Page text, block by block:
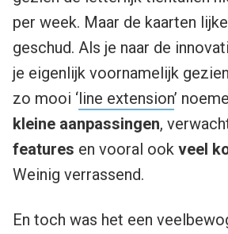
per week. Maar de kaarten
geschud. Als je naar de
je eigenlijk voornamelijk
zo mooi ‘line extension’
kleine aanpassingen,
features en vooral ook veel
Weinig verrassend.
En toch was het een